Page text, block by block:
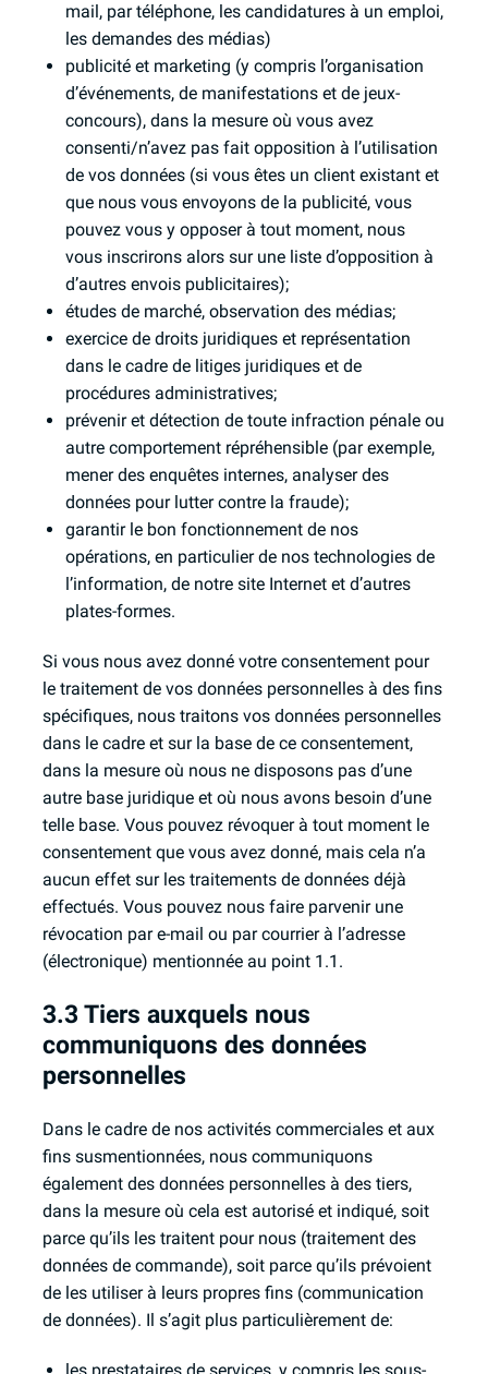
mail, par téléphone, les candidatures à un emploi,
les demandes des médias)
publicité et marketing (y compris l’organisation
d’événements, de manifestations et de jeux-
concours), dans la mesure où vous avez
consenti/n’avez pas fait opposition à l’utilisation
de vos données (si vous êtes un client existant et
que nous vous envoyons de la publicité, vous
pouvez vous y opposer à tout moment, nous
vous inscrirons alors sur une liste d’opposition à
d’autres envois publicitaires);
études de marché, observation des médias;
exercice de droits juridiques et représentation
dans le cadre de litiges juridiques et de
procédures administratives;
prévenir et détection de toute infraction pénale ou
autre comportement répréhensible (par exemple,
mener des enquêtes internes, analyser des
données pour lutter contre la fraude);
garantir le bon fonctionnement de nos
opérations, en particulier de nos technologies de
l’information, de notre site Internet et d’autres
plates-formes.
Si vous nous avez donné votre consentement pour
le traitement de vos données personnelles à des fins
spécifiques, nous traitons vos données personnelles
dans le cadre et sur la base de ce consentement,
dans la mesure où nous ne disposons pas d’une
autre base juridique et où nous avons besoin d’une
telle base. Vous pouvez révoquer à tout moment le
consentement que vous avez donné, mais cela n’a
aucun effet sur les traitements de données déjà
effectués. Vous pouvez nous faire parvenir une
révocation par e-mail ou par courrier à l’adresse
(électronique) mentionnée au point 1.1.
3.3 Tiers auxquels nous
communiquons des données
personnelles
Dans le cadre de nos activités commerciales et aux
fins susmentionnées, nous communiquons
également des données personnelles à des tiers,
dans la mesure où cela est autorisé et indiqué, soit
parce qu’ils les traitent pour nous (traitement des
données de commande), soit parce qu’ils prévoient
de les utiliser à leurs propres fins (communication
de données). Il s’agit plus particulièrement de: